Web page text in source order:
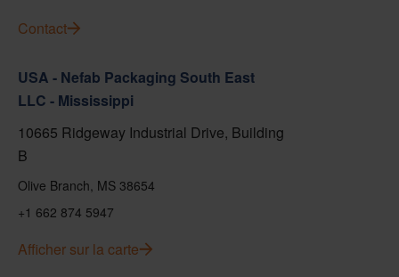
Contact
USA - Nefab Packaging South East
LLC - Mississippi
10665 Ridgeway Industrial Drive, Building
B
Olive Branch, MS 38654
+1 662 874 5947
Afficher sur la carte